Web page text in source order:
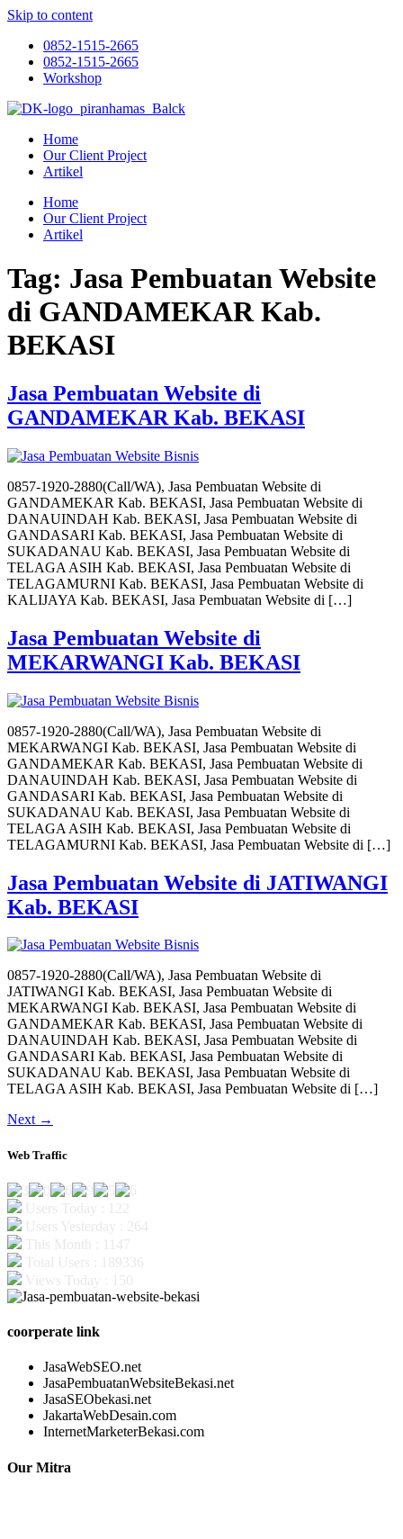
Skip to content
0852-1515-2665
0852-1515-2665
Workshop
Home
Our Client Project
Artikel
Home
Our Client Project
Artikel
Tag: Jasa Pembuatan Website
di GANDAMEKAR Kab.
BEKASI
Jasa Pembuatan Website di
GANDAMEKAR Kab. BEKASI
0857-1920-2880(Call/WA), Jasa Pembuatan Website di
GANDAMEKAR Kab. BEKASI, Jasa Pembuatan Website di
DANAUINDAH Kab. BEKASI, Jasa Pembuatan Website di
GANDASARI Kab. BEKASI, Jasa Pembuatan Website di
SUKADANAU Kab. BEKASI, Jasa Pembuatan Website di
TELAGA ASIH Kab. BEKASI, Jasa Pembuatan Website di
TELAGAMURNI Kab. BEKASI, Jasa Pembuatan Website di
KALIJAYA Kab. BEKASI, Jasa Pembuatan Website di […]
Jasa Pembuatan Website di
MEKARWANGI Kab. BEKASI
0857-1920-2880(Call/WA), Jasa Pembuatan Website di
MEKARWANGI Kab. BEKASI, Jasa Pembuatan Website di
GANDAMEKAR Kab. BEKASI, Jasa Pembuatan Website di
DANAUINDAH Kab. BEKASI, Jasa Pembuatan Website di
GANDASARI Kab. BEKASI, Jasa Pembuatan Website di
SUKADANAU Kab. BEKASI, Jasa Pembuatan Website di
TELAGA ASIH Kab. BEKASI, Jasa Pembuatan Website di
TELAGAMURNI Kab. BEKASI, Jasa Pembuatan Website di […]
Jasa Pembuatan Website di JATIWANGI
Kab. BEKASI
0857-1920-2880(Call/WA), Jasa Pembuatan Website di
JATIWANGI Kab. BEKASI, Jasa Pembuatan Website di
MEKARWANGI Kab. BEKASI, Jasa Pembuatan Website di
GANDAMEKAR Kab. BEKASI, Jasa Pembuatan Website di
DANAUINDAH Kab. BEKASI, Jasa Pembuatan Website di
GANDASARI Kab. BEKASI, Jasa Pembuatan Website di
SUKADANAU Kab. BEKASI, Jasa Pembuatan Website di
TELAGA ASIH Kab. BEKASI, Jasa Pembuatan Website di […]
Next →
Web Traffic
coorperate link
JasaWebSEO.net
JasaPembuatanWebsiteBekasi.net
JasaSEObekasi.net
JakartaWebDesain.com
InternetMarketerBekasi.com
Our Mitra